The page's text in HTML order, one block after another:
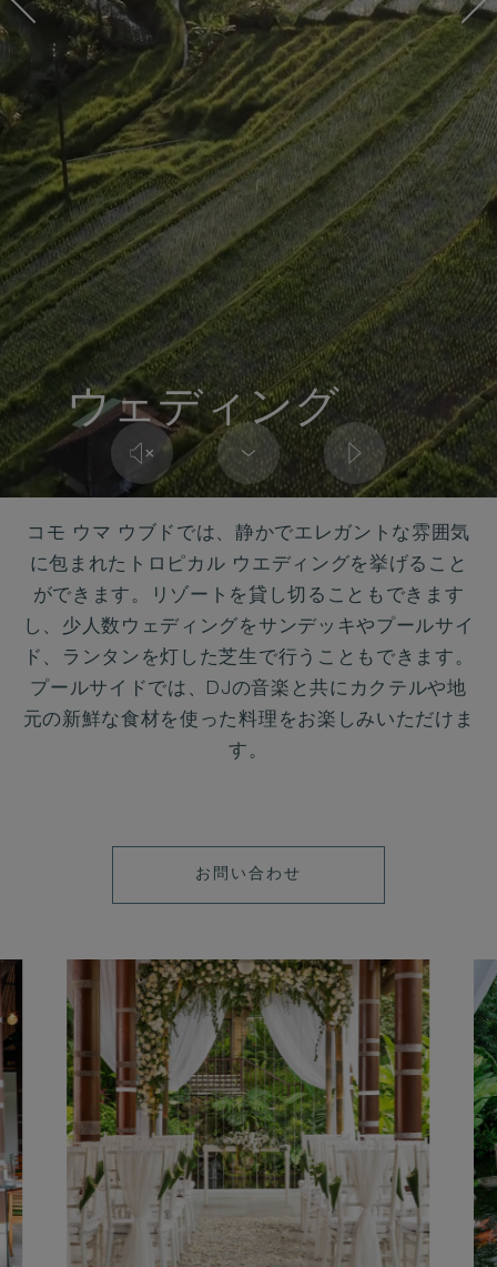
ウェディング
コモ ウマ ウブドでは、静かでエレガントな雰囲気
に包まれたトロピカル ウエディングを挙げること
ができます。リゾートを貸し切ることもできます
し、少人数ウェディングをサンデッキやプールサイ
ド、ランタンを灯した芝生で行うこともできます。
プールサイドでは、DJの音楽と共にカクテルや地
元の新鮮な食材を使った料理をお楽しみいただけま
す。
LEARN
MORE
お問い合わせ